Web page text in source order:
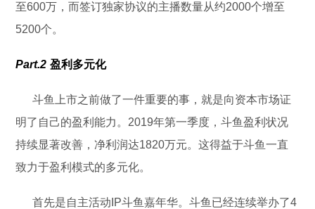
至600万，而签订独家协议的主播数量从约2000个增至
5200个。
Part.2盈利多元化
斗鱼上市之前做了一件重要的事，就是向资本市场证
明了自己的盈利能力。2019年第一季度，斗鱼盈利状况
持续显著改善，净利润达1820万元。这得益于斗鱼一直
致力于盈利模式的多元化。
首先是自主活动IP斗鱼嘉年华。斗鱼已经连续举办了4